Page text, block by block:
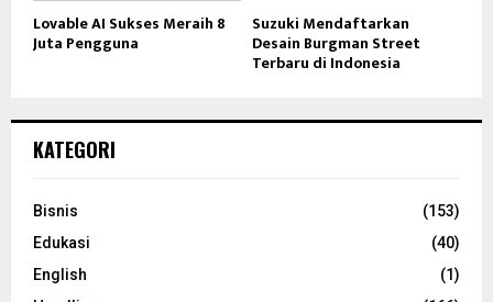
Lovable AI Sukses Meraih 8
Juta Pengguna
Suzuki Mendaftarkan
Desain Burgman Street
Terbaru di Indonesia
KATEGORI
Bisnis
(153)
Edukasi
(40)
English
(1)